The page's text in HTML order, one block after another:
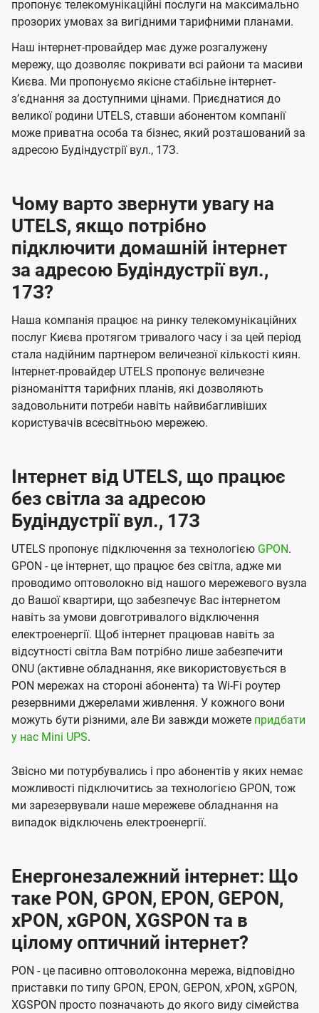
ї
U
t
e
l
s
а
ч
е
н
н
я
а
ч
е
н
н
я
пропонує телекомунікаційні послуги на максимально
прозорих умовах за вигідними тарифними планами.
Наш інтернет-провайдер має дуже розгалужену
мережу, що дозволяє покривати всі райони та масиви
Києва. Ми пропонуємо якісне стабільне інтернет-
зʼєднання за доступними цінами. Приєднатися до
великої родини UTELS, ставши абонентом компанії
може приватна особа та бізнес, який розташований за
адресою Будіндустрії вул., 17З.
Чому варто звернути увагу на
UTELS, якщо потрібно
підключити домашній інтернет
за адресою Будіндустрії вул.,
17З?
Наша компанія працює на ринку телекомунікаційних
послуг Києва протягом тривалого часу і за цей період
стала надійним партнером величезної кількості киян.
Інтернет-провайдер UTELS пропонує величезне
різноманіття тарифних планів, які дозволяють
задовольнити потреби навіть найвибагливіших
користувачів всесвітньою мережею.
Інтернет від UTELS, що працює
без світла за адресою
Будіндустрії вул., 17З
UTELS пропонує підключення за технологією GPON.
GPON - це інтернет, що працює без світла, адже ми
проводимо оптоволокно від нашого мережевого вузла
до Вашої квартири, що забезпечує Вас інтернетом
навіть за умови довготривалого відключення
електроенергії. Щоб інтернет працював навіть за
відсутності світла Вам потрібно лише забезпечити
ONU (активне обладнання, яке використовується в
PON мережах на стороні абонента) та Wi-Fi роутер
резервними джерелами живлення. У кожного вони
можуть бути різними, але Ви завжди можете придбати
у нас Mini UPS.
Звісно ми потурбувались і про абонентів у яких немає
можливості підключитись за технологією GPON, тож
ми зарезервували наше мережеве обладнання на
випадок відключень електроенергії.
Енергонезалежний інтернет: Що
таке PON, GPON, EPON, GEPON,
xPON, xGPON, XGSPON та в
цілому оптичний інтернет?
PON - це пасивно оптоволоконна мережа, відповідно
приставки по типу GPON, EPON, GEPON, xPON, xGPON,
XGSPON просто позначають до якого виду сімейства